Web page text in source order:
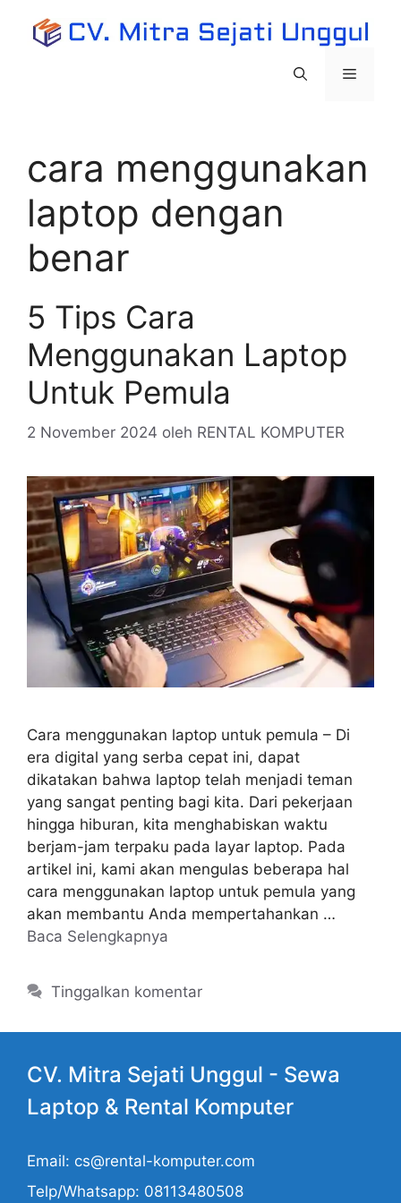
Menu
cara menggunakan
laptop dengan
benar
5 Tips Cara
Menggunakan Laptop
Untuk Pemula
2 November 2024 oleh RENTAL KOMPUTER
Cara menggunakan laptop untuk pemula – Di
era digital yang serba cepat ini, dapat
dikatakan bahwa laptop telah menjadi teman
yang sangat penting bagi kita. Dari pekerjaan
hingga hiburan, kita menghabiskan waktu
berjam-jam terpaku pada layar laptop. Pada
artikel ini, kami akan mengulas beberapa hal
cara menggunakan laptop untuk pemula yang
akan membantu Anda mempertahankan …
Baca Selengkapnya
Tinggalkan komentar
CV. Mitra Sejati Unggul - Sewa
Laptop & Rental Komputer
Email: cs@rental-komputer.com
Telp/Whatsapp: 08113480508